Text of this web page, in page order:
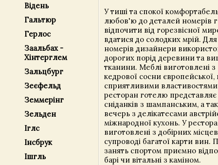
Відень
Гальтюр
Герлос
Заальбах -
Хінтерглем
Зальцбург
Зеєфельд
Земмерінг
Зельден
Іглс
Інсбрук
Ішгль
У тиші та спокої
любов'ю до деталей номерів
відпочити від горезвісної
вдатися до солодких мрій.
номерів дизайнери
дорогих порід деревини та
тканини. Меблі виготовлені
кедрової сосни
сприятливими
ресторан готелю
сніданків з шампанським, а
вечерь з делікатесами
міжнародної кухонь. У
виготовлені з добірних
супроводі багатої карти вин.
занять спортом приємно
барі чи вітальні з каміном.